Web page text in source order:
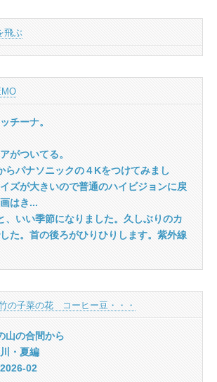
飛ぶ
チーナ。
がついてる。
らパナソニックの４Kをつけてみまし
ズが大きいので普通のハイビジョンに戻
はき...
、いい季節になりました。久しぶりのカ
た。首の後ろがひりひりします。紫外線
の子菜の花 コーヒー豆・・・
山の合間から
・夏編
02